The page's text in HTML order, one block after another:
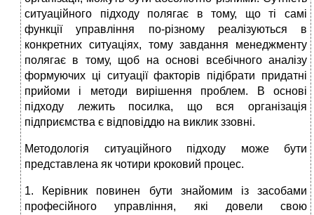
ситуаційного підходу полягає в тому, що ті самі
функції управління по-різному реалізуються в
конкретних ситуаціях, тому завдання менеджменту
полягає в тому, щоб на основі всебічного аналізу
формуючих ці ситуації факторів підібрати придатні
прийоми і методи вирішення проблем. В основі
підходу лежить посилка, що вся організація
підприємства є відповіддю на виклик ззовні.
Методологія ситуаційного підходу може бути
представлена як чотири кроковий процес.
1. Керівник повинен бути знайомим із засобами
професійного управління, які довели свою